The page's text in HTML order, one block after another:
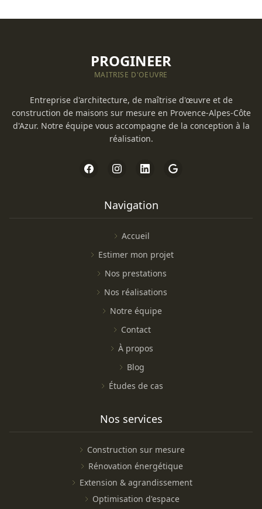
PROGINEER
MAITRISE D'OEUVRE
Entreprise d'architecture, de maîtrise d'œuvre et de
construction de maisons sur mesure en Provence-Alpes-Côte
d'Azur. Notre équipe vous accompagne de la conception à la
réalisation.
Navigation
Accueil
Estimer mon projet
Nos prestations
Nos réalisations
Notre équipe
Contact
À propos
Blog
Études de cas
Nos services
Construction sur mesure
Rénovation énergétique
Extension & agrandissement
Optimisation d'espace